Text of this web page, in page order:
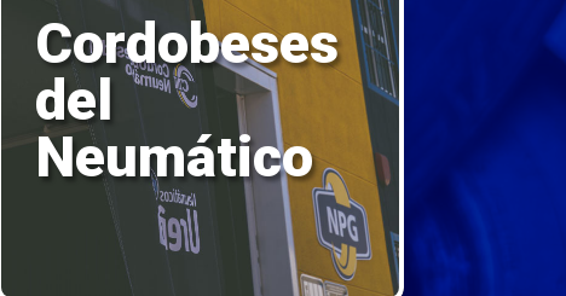
Cordobeses
del
Neumático